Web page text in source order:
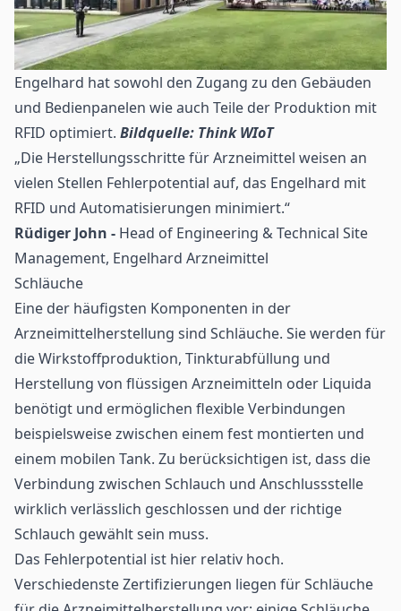
Engelhard hat sowohl den Zugang zu den Gebäuden
und Bedienpanelen wie auch Teile der Produktion mit
RFID optimiert. Bildquelle: Think WIoT
„Die Herstellungsschritte für Arzneimittel weisen an
vielen Stellen Fehlerpotential auf, das Engelhard mit
RFID und Automatisierungen minimiert.“
Rüdiger John - Head of Engineering & Technical Site
Management, Engelhard Arzneimittel
Schläuche
Eine der häufigsten Komponenten in der
Arzneimittelherstellung sind Schläuche. Sie werden für
die Wirkstoffproduktion, Tinkturabfüllung und
Herstellung von flüssigen Arzneimitteln oder Liquida
benötigt und ermöglichen flexible Verbindungen
beispielsweise zwischen einem fest montierten und
einem mobilen Tank. Zu berücksichtigen ist, dass die
Verbindung zwischen Schlauch und Anschlussstelle
wirklich verlässlich geschlossen und der richtige
Schlauch gewählt sein muss.
Das Fehlerpotential ist hier relativ hoch.
Verschiedenste Zertifizierungen liegen für Schläuche